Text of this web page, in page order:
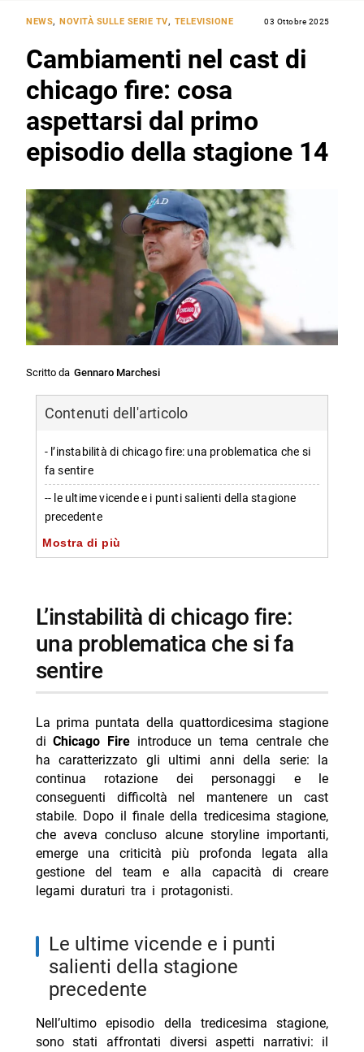
NEWS, NOVITÀ SULLE SERIE TV, TELEVISIONE 03 Ottobre 2025
Cambiamenti nel cast di
chicago fire: cosa
aspettarsi dal primo
episodio della stagione 14
Scritto da Gennaro Marchesi
Contenuti dell'articolo
- l’instabilità di chicago fire: una problematica che si
fa sentire
-- le ultime vicende e i punti salienti della stagione
precedente
- la costante rotazione dei personaggi come
del team
-- una serie di abbandoni che minano l’identità dello
show
-- Scopri di più da Jump the shark
-- RispondiAnnulla risposta
- Serie tv settembre 2026: novità e anticipazioni
- Ascolti TV 8 agosto 2026: Ciao Darwin batte tutti
- Anplagghed stasera su Nove: Aldo Giovanni e
Giacomo in tv
- Little Big Italy a Toronto 9 agosto 2026 Nove orari
Mostra di più
l’instabilità di chicago fire:
una problematica che si fa
sentire
La prima puntata della quattordicesima stagione
diChicago Fire introduce un tema centrale che
ha caratterizzato gli ultimi anni della serie: la
continua rotazione dei personaggi e le
conseguenti difficoltà nel mantenere un cast
stabile. Dopo il finale della tredicesima stagione,
che aveva concluso alcune storyline importanti,
emerge una criticità più profonda legata alla
gestione del team e alla capacità di creare
legami duraturi tra i protagonisti.
le ultime vicende e i punti
salienti della stagione
precedente
Nell’ultimo episodio della tredicesima stagione,
sono stati affrontati diversi aspetti narrativi: il